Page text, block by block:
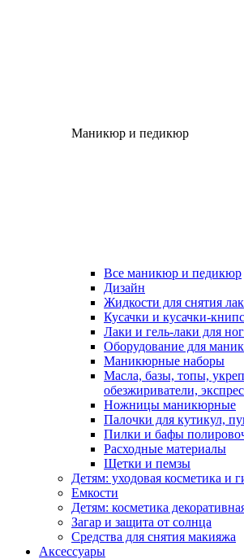
Маникюр и педикюр
Все маникюр и педикюр
Дизайн
Жидкости для снятия
Кусачки и кусачки-
Лаки и гель-лаки для
Оборудование для
Маникюрные наборы
Масла, базы, топы,
обезжириватели,
Ножницы маникюрные
Палочки для кутикул,
Пилки и бафы
Расходные материалы
Щетки и пемзы
Детям: уходовая косметика и
Емкости
Детям: косметика
Загар и защита от солнца
Средства для снятия макияжа
Аксессуары